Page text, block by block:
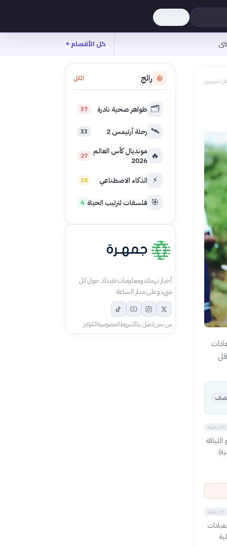
كل الأقسام
شهرين
20 دقيقة
15 دقيقة
رائج الكل
🗂️ ظواهر صحية نادرة 37
🛰️ رحلة أرتيمس 2 33
🔥 مونديال كأس العالم
2026
27
⚡ الذكاء الاصطناعي 18
🎯 فلسفات لترتيب الحياة 6
أخبار تهمك ومعلومات تفيدك حول كل
شيء وعلى مدار الساعة
من نحناتصل بناالشروطالخصوصيةالكوكيز